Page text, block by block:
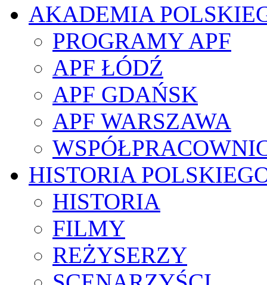
AKADEMIA
PROGRAMY APF
APF ŁÓDŹ
APF GDAŃSK
APF WARSZAWA
HISTORIA
HISTORIA
FILMY
REŻYSERZY